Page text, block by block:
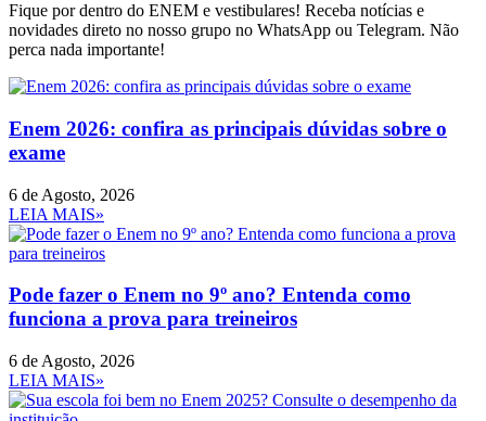
Fique por dentro do ENEM e vestibulares! Receba notícias e
novidades direto no nosso grupo no WhatsApp ou Telegram. Não
perca nada importante!
Enem 2026: confira as principais dúvidas sobre o
exame
6 de Agosto, 2026
LEIA MAIS»
Pode fazer o Enem no 9º ano? Entenda como
funciona a prova para treineiros
6 de Agosto, 2026
LEIA MAIS»